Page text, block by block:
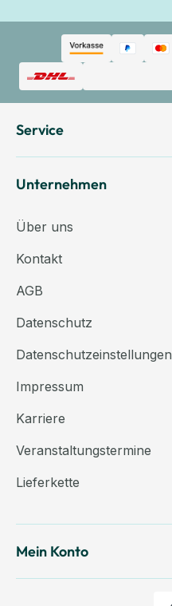
Service
Unternehmen
Über uns
Kontakt
AGB
Datenschutz
Datenschutzeinstellungen
Impressum
Karriere
Veranstaltungstermine
Lieferkette
Mein Konto